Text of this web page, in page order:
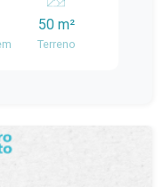
família, além de
momentos de
1
50 m²
Terreno